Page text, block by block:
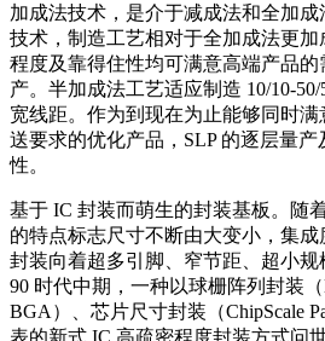
加成法技术，是介于减成法和全加成
技术，制造工艺相对于全加成法更
程度及靠得住性均可满意高端产品
产。半加成法工艺适应制造 10/10-
宽线距。作为到现在为止能够同时
送要求的优化产品，SLP 的逐层量
性。
基于 IC 封装而萌生的封装基板。随
的特点标志尺寸不断由大变小，集
封装向着超多引脚、窄节距、超小
90 时代中期，一种以球栅阵列封装
BGA）、芯片尺寸封装（ChipScale